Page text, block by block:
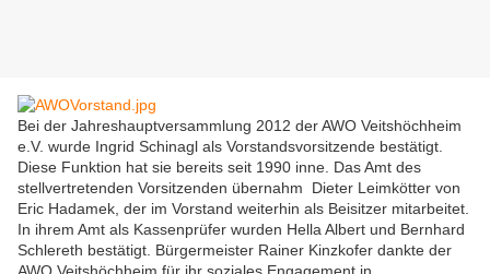
Bei der Jahreshauptversammlung 2012 der AWO Veitshöchheim
e.V. wurde Ingrid Schinagl als Vorstandsvorsitzende bestätigt.
Diese Funktion hat sie bereits seit 1990 inne. Das Amt des
stellvertretenden Vorsitzenden übernahm Dieter Leimkötter von
Eric Hadamek, der im Vorstand weiterhin als Beisitzer mitarbeitet.
In ihrem Amt als Kassenprüfer wurden Hella Albert und Bernhard
Schlereth bestätigt. Bürgermeister Rainer Kinzkofer dankte der